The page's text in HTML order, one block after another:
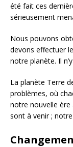
été fait ces
sérieusement
Nous pouvons
devons effectuer
notre planète. Il
La planète Terre
problèmes, où
notre nouvelle ère
sont à venir ;